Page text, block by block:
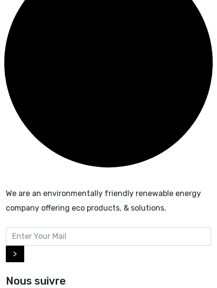
We are an environmentally friendly renewable energy
company offering eco products, & solutions.
>
Nous suivre